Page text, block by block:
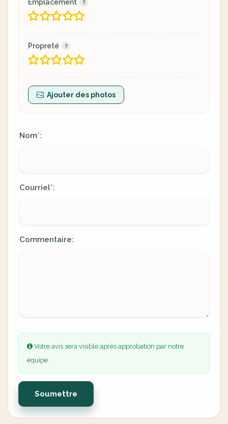
Emplacement
Propreté
Ajouter des photos
Nom*:
Courriel*:
Commentaire:
Votre avis sera visible après approbation par notre
équipe.
Soumettre